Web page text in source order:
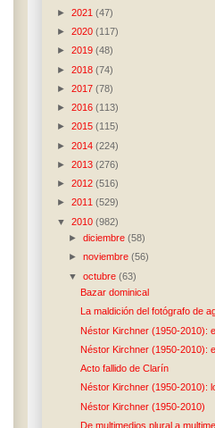
► 2021 (47)
► 2020 (117)
► 2019 (48)
► 2018 (74)
► 2017 (78)
► 2016 (113)
► 2015 (115)
► 2014 (224)
► 2013 (276)
► 2012 (516)
► 2011 (529)
▼ 2010 (982)
►diciembre(58)
►noviembre(56)
▼octubre(63)
Bazar dominical
La maldición del fotógrafo de
Néstor Kirchner (1950-2010):
Néstor Kirchner (1950-2010):
Acto fallido de Clarín
Néstor Kirchner (1950-2010):
Néstor Kirchner (1950-2010)
De multimedios plural a